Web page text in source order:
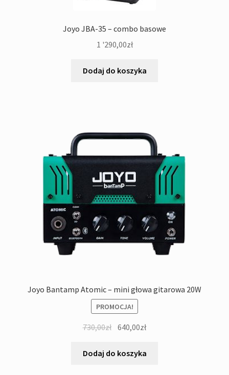
Joyo JBA-35 – combo basowe
1 '290,00zł
Dodaj do koszyka
Joyo Bantamp Atomic – mini głowa gitarowa 20W
PROMOCJA!
730,00zł Pierwotna
wynosiła:
640,00złAktualna
wynosi:
Dodaj do koszyka